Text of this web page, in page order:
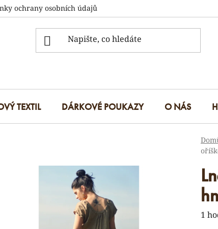
ochrany osobních údajů
TEXTIL DÁRKOVÉ POUKAZY O NÁS
1